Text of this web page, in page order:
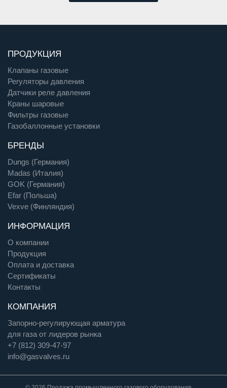
ПРОДУКЦИЯ
Клапаны газовые
Регуляторы давления
Датчики реле давления
Краны шаровые
Фильтры газовые
Газобаллонные установки
БРЕНДЫ
Dungs (Германия)
Madas (Италия)
GOK (Германия)
Efar (Польша)
Vexve (Финляндия)
ИНФОРМАЦИЯ
О компании
Продукция
Оплата и доставка
Сертификаты
Контакты
КОМПАНИЯ
Запорно-регулирующая арматура
для газа от лидеров рынка
+7 (812) 309-47-97
info@gasvalves.ru